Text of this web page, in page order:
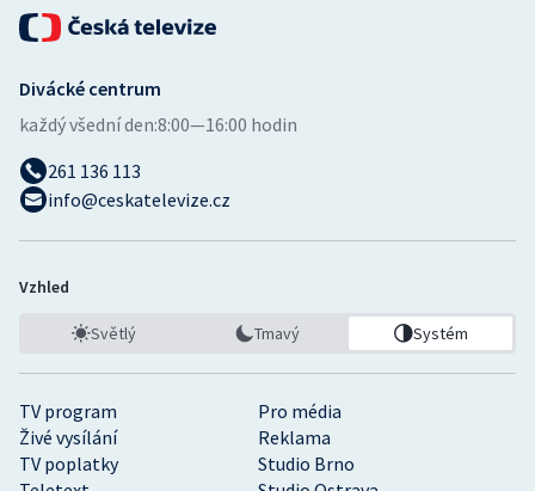
TV program
Pro média
Živé vysílání
Reklama
TV poplatky
Studio Brno
Divácké centrum
každý všední den:8:00—16:00 hodin
261 136 113
info@ceskatelevize.cz
Vzhled
Světlý Tmavý Systém